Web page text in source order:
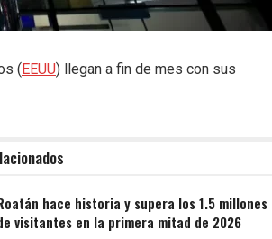
( EEUU) llegan a fin de mes con sus
hace historia y supera los 1.5 millones
visitantes en la primera mitad de 2026